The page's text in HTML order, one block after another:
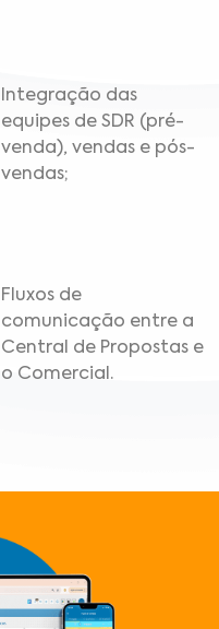
Integração das
equipes de SDR (pré-
venda), vendas e pós-
vendas;
Fluxos de
comunicação entre a
Central de Propostas e
o Comercial.